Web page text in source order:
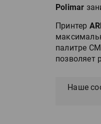
Polimar
Принтер
палитре
позволяет
Наше